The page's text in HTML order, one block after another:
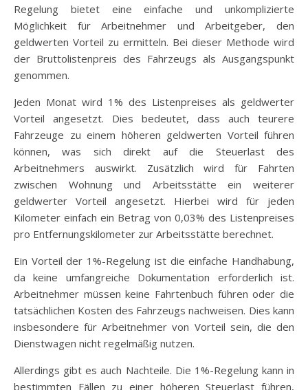
Regelung bietet eine einfache und unkomplizierte
Möglichkeit für Arbeitnehmer und Arbeitgeber, den
geldwerten Vorteil zu ermitteln. Bei dieser Methode wird
der Bruttolistenpreis des Fahrzeugs als Ausgangspunkt
genommen.
Jeden Monat wird 1% des Listenpreises als geldwerter
Vorteil angesetzt. Dies bedeutet, dass auch teurere
Fahrzeuge zu einem höheren geldwerten Vorteil führen
können, was sich direkt auf die Steuerlast des
Arbeitnehmers auswirkt. Zusätzlich wird für Fahrten
zwischen Wohnung und Arbeitsstätte ein weiterer
geldwerter Vorteil angesetzt. Hierbei wird für jeden
Kilometer einfach ein Betrag von 0,03% des Listenpreises
pro Entfernungskilometer zur Arbeitsstätte berechnet.
Ein Vorteil der 1%-Regelung ist die einfache Handhabung,
da keine umfangreiche Dokumentation erforderlich ist.
Arbeitnehmer müssen keine Fahrtenbuch führen oder die
tatsächlichen Kosten des Fahrzeugs nachweisen. Dies kann
insbesondere für Arbeitnehmer von Vorteil sein, die den
Dienstwagen nicht regelmäßig nutzen.
Allerdings gibt es auch Nachteile. Die 1%-Regelung kann in
bestimmten Fällen zu einer höheren Steuerlast führen,